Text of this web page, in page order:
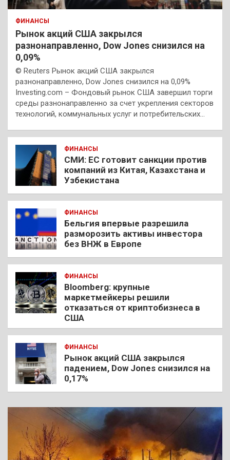
ФИНАНСЫ
Рынок акций США закрылся
разнонаправленно, Dow Jones снизился на
0,09%
© Reuters Рынок акций США закрылся
разнонаправленно, Dow Jones снизился на 0,09%
Investing.com – Фондовый рынок США завершил торги
среды разнонаправленно за счет укрепления секторов
технологий, коммунальных услуг и потребительских…
ФИНАНСЫ
СМИ: ЕС готовит санкции против
компаний из Китая, Казахстана и
Узбекистана
ФИНАНСЫ
Бельгия впервые разрешила
разморозить активы инвестора
без ВНЖ в Европе
ФИНАНСЫ
Bloomberg: крупные
маркетмейкеры решили
отказаться от криптобизнеса в
США
ФИНАНСЫ
Рынок акций США закрылся
падением, Dow Jones снизился на
0,17%